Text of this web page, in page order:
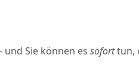
Sie können es soforttun,